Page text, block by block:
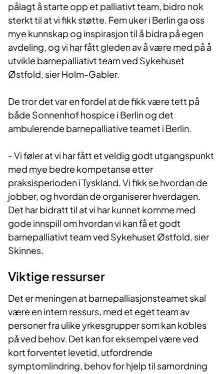
pålagt å starte opp et palliativt team, bidro nok
sterkt til at vi fikk støtte. Fem uker i Berlin ga oss
mye kunnskap og inspirasjon til å bidra på egen
avdeling, og vi har fått gleden av å være med på å
utvikle barnepalliativt team ved Sykehuset
Østfold, sier Holm-Gabler.
De tror det var en fordel at de fikk være tett på
både Sonnenhof hospice i Berlin og det
ambulerende barnepalliative teamet i Berlin.
- Vi føler at vi har fått et veldig godt utgangspunkt
med mye bedre kompetanse etter
praksisperioden i Tyskland. Vi fikk se hvordan de
jobber, og hvordan de organiserer hverdagen.
Det har bidratt til at vi har kunnet komme med
gode innspill om hvordan vi kan få et godt
barnepalliativt team ved Sykehuset Østfold, sier
Skinnes.
Viktige ressurser
Det er meningen at barnepalliasjonsteamet skal
være en intern ressurs, med et eget team av
personer fra ulike yrkesgrupper som kan kobles
på ved behov. Det kan for eksempel være ved
kort forventet levetid, utfordrende
symptomlindring, behov for hjelp til samordning